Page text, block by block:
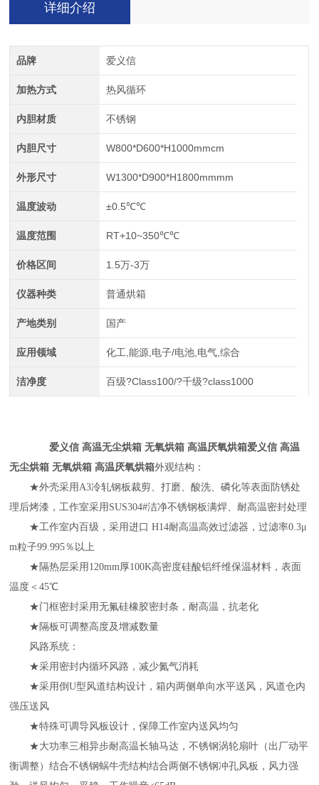
详细介绍
品牌 爱义信
加热方式 热风循环
内胆材质 不锈钢
内胆尺寸 W800*D600*H1000mmcm
外形尺寸 W1300*D900*H1800mmmm
温度波动 ±0.5℃℃
温度范围 RT+10~350℃℃
价格区间 1.5万-3万
仪器种类 普通烘箱
产地类别 国产
应用领域 化工,能源,电子/电池,电气,综合
洁净度 百级?Class100/?千级?class1000
爱义信 高温无尘烘箱 无氧烘箱 高温厌氧烘箱爱义信 高温
无尘烘箱 无氧烘箱 高温厌氧烘箱外观结构：
★外壳采用A3冷轧钢板裁剪、打磨、酸洗、磷化等表面防锈处
理后烤漆，工作室采用SUS304#洁净不锈钢板满焊、耐高温密封处理
★工作室内百级，采用进口 H14耐高温高效过滤器，过滤率0.3μ
m粒子99.995％以上
★隔热层采用120mm厚100K高密度硅酸铝纤维保温材料，表面
温度＜45℃
★门框密封采用无氟硅橡胶密封条，耐高温，抗老化
★隔板可调整高度及增减数量
风路系统：
★采用密封内循环风路，减少氮气消耗
★采用倒U型风道结构设计，箱内两侧单向水平送风，风道仓内
强压送风
★特殊可调导风板设计，保障工作室内送风均匀
★大功率三相异步耐高温长轴马达，不锈钢涡轮扇叶（出厂动平
衡调整）结合不锈钢蜗牛壳结构结合两侧不锈钢冲孔风板，风力强